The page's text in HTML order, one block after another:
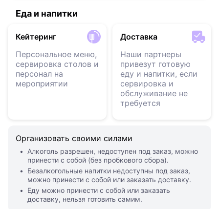
Еда и напитки
Кейтеринг
Персональное меню,
сервировка столов и
персонал на
мероприятии
Доставка
Наши партнеры
привезут готовую
еду и напитки, если
сервировка и
обслуживание не
требуется
Организовать своими силами
Алкоголь разрешен, недоступен под заказ, можно
принести с собой (без пробкового сбора).
Безалкогольные напитки недоступны под заказ,
можно принести с собой или заказать доставку.
Еду можно принести с собой или заказать
доставку, нельзя готовить самим.